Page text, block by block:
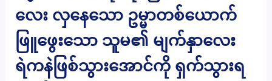
လေး လှနေသော ဥမ္မာတစ်ယောက်
ဖြူဖွေးသော သူမ၏ မျက်နှာလေး
ရဲကနဲဖြစ်သွားအောင်ကို ရှက်သွားရ